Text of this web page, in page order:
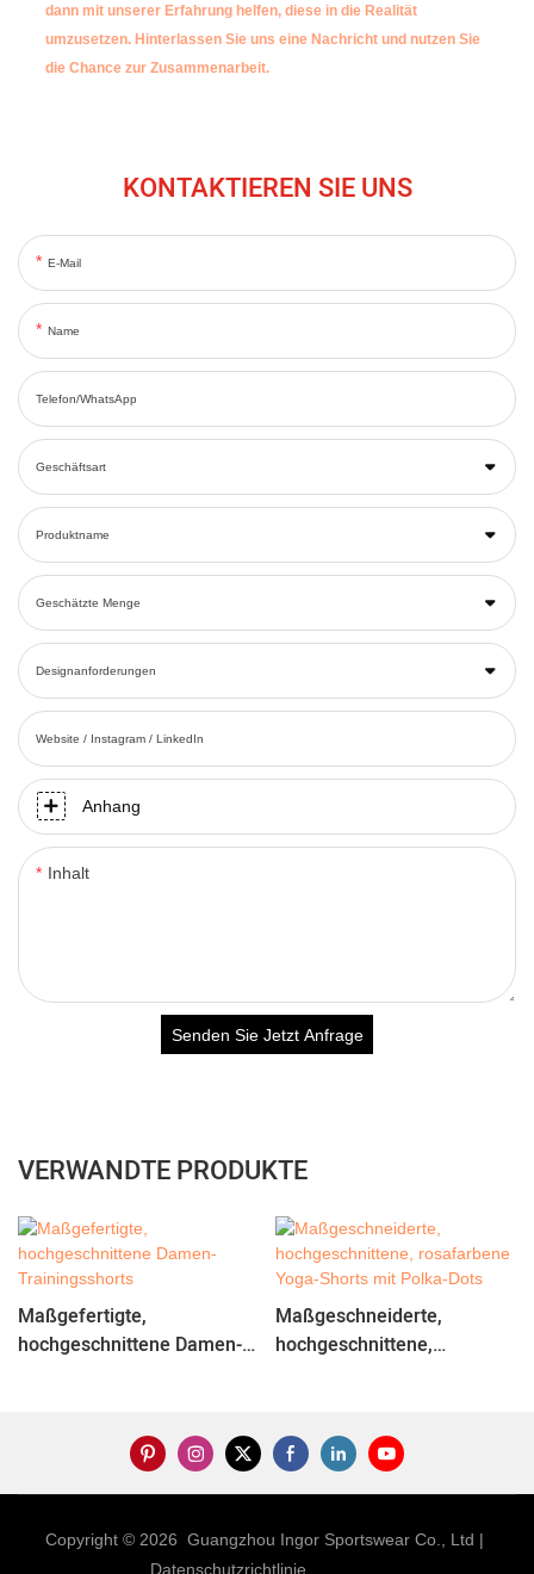
dann mit unserer Erfahrung helfen, diese in die Realität
umzusetzen.Hinterlassen Sie uns eine Nachricht und nutzen Sie
die Chance zur Zusammenarbeit.
KONTAKTIEREN SIE UNS
E-Mail
Name
Telefon/WhatsApp
Geschäftsart
Produktname
Geschätzte Menge
Designanforderungen
Website / Instagram / LinkedIn
Anhang
Inhalt
Senden Sie Jetzt Anfrage
VERWANDTE PRODUKTE
Maßgefertigte,
hochgeschnittene Damen-
Maßgeschneiderte,
hochgeschnittene,
Copyright © 2026 Guangzhou Ingor Sportswear Co., Ltd |
Datenschutzrichtlinie